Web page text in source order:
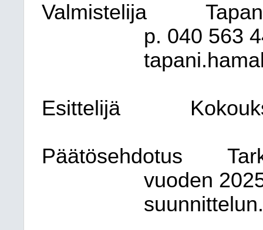
Valmistelija
p. 040 563
Esittelijä
Päätösehdotus
vuoden
suunnittelun.